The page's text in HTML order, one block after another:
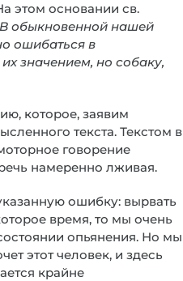
этом основании св.
В обыкновенной нашей
ошибаться в
значением, но собаку,
которое, заявим
текста. Текстом в
говорение
намеренно лживая.
ошибку: вырвать
время, то мы очень
опьянения. Но мы
этот человек, и здесь
крайне